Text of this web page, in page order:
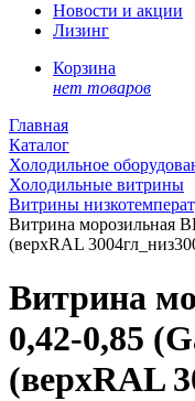
Новости и акции
Лизинг
Корзина
нет товаров
Главная
Каталог
Холодильное
Холодильные витрины
Витрины
Витрина морозильная
(верхRAL
Витрина
0,42-0,85
(верхRAL